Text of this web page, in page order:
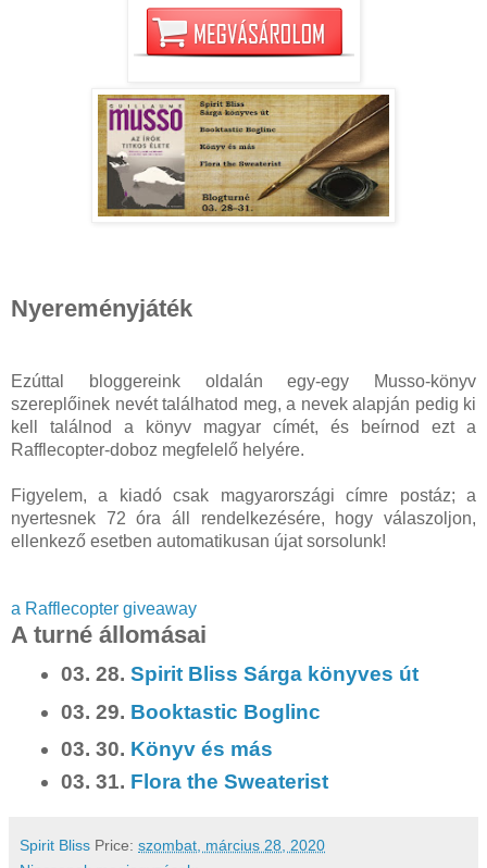
Nyereményjáték
Ezúttal bloggereink oldalán egy-egy Musso-könyv
szereplőinek nevét találhatod meg, a nevek alapján pedig ki
kell találnod a könyv magyar címét, és beírnod ezt a
Rafflecopter-doboz megfelelő helyére.
Figyelem, a kiadó csak magyarországi címre postáz; a
nyertesnek 72 óra áll rendelkezésére, hogy válaszoljon,
ellenkező esetben automatikusan újat sorsolunk!
a Rafflecopter giveaway
A turné állomásai
03. 28.Spirit Bliss Sárga könyves út
03. 29. Booktastic Boglinc
03. 30. Könyv és más
03. 31. Flora the Sweaterist
Spirit Bliss Price: szombat, március 28, 2020